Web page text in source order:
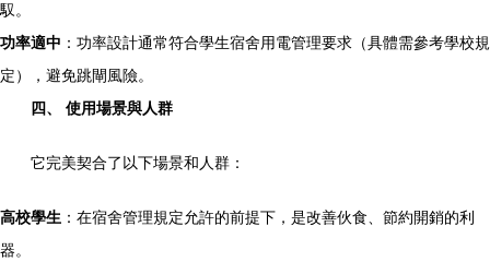
馭。
功率適中 ：功率設計通常符合學生宿舍用電管理要求（具體需參考學校規
定），避免跳閘風險。
四、 使用場景與人群
它完美契合了以下場景和人群：
高校學生 ：在宿舍管理規定允許的前提下，是改善伙食、節約開銷的利
器。